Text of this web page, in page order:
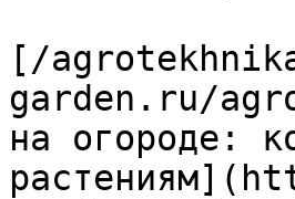
[/
garden.ru/
на огороде: